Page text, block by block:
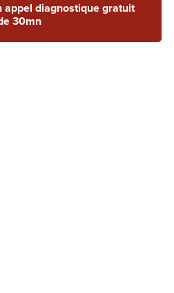
appel diagnostique gratuit
30mn